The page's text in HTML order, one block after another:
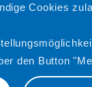
Cookies
den Button